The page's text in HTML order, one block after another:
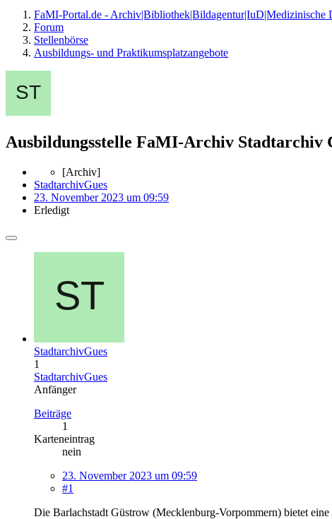
FaMI-Portal.de - Archiv|Bibliothek|Bildagentur|IuD|Medizinische
Forum
Stellenbörse
Ausbildungs- und Praktikumsplatzangebote
Ausbildungsstelle FaMI-Archiv Stadtarchiv
[Archiv]
StadtarchivGues
23. November 2023 um 09:59
Erledigt
StadtarchivGues
1
StadtarchivGues
Anfänger
Beiträge
1
Karteneintrag
nein
23. November 2023 um 09:59
#1
Die Barlachstadt Güstrow (Mecklenburg-Vorpommern) bietet